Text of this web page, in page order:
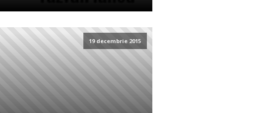
19 decembrie 2015